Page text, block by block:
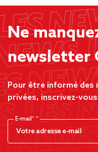
Ne
newsletter
Pour être informé des
privées, inscrivez-
E-mail*